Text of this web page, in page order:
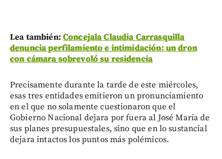
Lea también: Concejala Claudia Carrasquilla
denuncia perfilamiento e intimidación: un dron
con cámara sobrevoló su residencia
Precisamente durante la tarde de este miércoles,
esas tres entidades emitieron un pronunciamiento
en el que no solamente cuestionaron que el
Gobierno Nacional dejara por fuera al José María de
sus planes presupuestales, sino que en lo sustancial
dejara intactos los puntos más polémicos.